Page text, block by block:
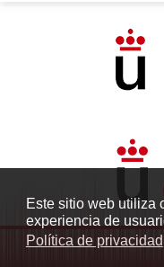
Este sitio web utiliza
experiencia de
Política de privacidad